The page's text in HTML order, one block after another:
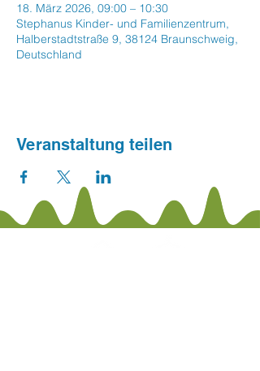
18. März 2026, 09:00 – 10:30
Stephanus Kinder- und Familienzentrum,
Halberstadtstraße 9, 38124 Braunschweig,
Deutschland
Veranstaltung teilen